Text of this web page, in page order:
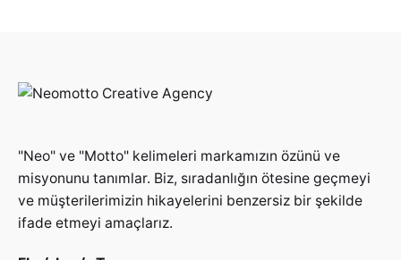
"Neo" ve "Motto" kelimeleri markamızın özünü ve
misyonunu tanımlar. Biz, sıradanlığın ötesine geçmeyi
ve müşterilerimizin hikayelerini benzersiz bir şekilde
ifade etmeyi amaçlarız.